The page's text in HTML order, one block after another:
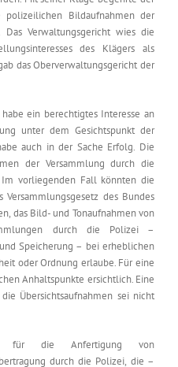
Bildaufnahmen der
Das Verwaltungsgericht wies die
des Klägers als
das Oberverwaltungsgericht der
ein berechtigtes Interesse an
unter dem Gesichtspunkt der
auch in der Sache Erfolg. Die
der Versammlung durch die
vorliegenden Fall könnten die
Versammlungsgesetz des Bundes
das Bild- und Tonaufnahmen von
durch die Polizei –
Speicherung – bei erheblichen
oder Ordnung erlaube. Für eine
Anhaltspunkte ersichtlich. Eine
Übersichtsaufnahmen sei nicht
für die Anfertigung von
durch die Polizei, die –